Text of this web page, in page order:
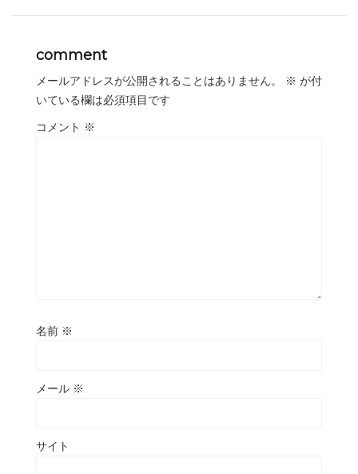
comment
メールアドレスが公開されることはありません。 ※ が付
いている欄は必須項目です
コメント ※
名前 ※
メール ※
サイト